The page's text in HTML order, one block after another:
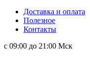
Доставка и оплата
Полезное
Контакты
с 09:00 до 21:00 Мск